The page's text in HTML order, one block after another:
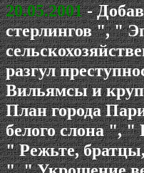
20.05.2001-
стерлингов ", "
разгул
Вильямсы и
План города
белого слона ",
" Режьте,